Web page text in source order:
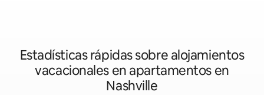
Estadísticas rápidas sobre alojamientos
vacacionales en apartamentos en
Nashville